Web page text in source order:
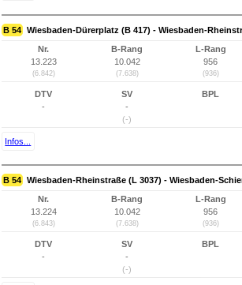
B 54 Wiesbaden-Dürerplatz (B 417) - Wiesbaden-
Nr.
13.223
(6.842)
B-Rang
10.042
(7.638)
L-Rang
956
(936)
DTV
-
SV
-
(-)
BPL
Infos...
B 54 Wiesbaden-Rheinstraße (L 3037) - Wiesbaden-
Nr.
13.224
(6.843)
B-Rang
10.042
(7.638)
L-Rang
956
(936)
DTV
-
SV
-
(-)
BPL